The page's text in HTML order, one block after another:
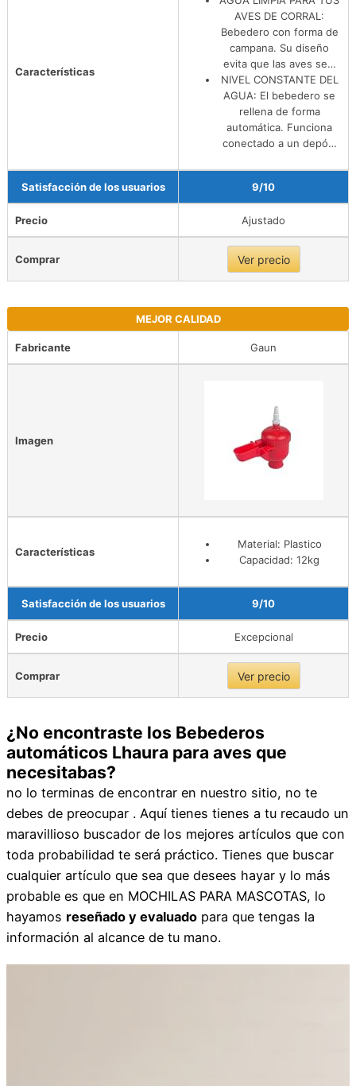
Características
AVES DE CORRAL:
Bebedero con forma de
campana. Su diseño
evita que las aves se…
NIVEL CONSTANTE DEL
AGUA: El bebedero se
rellena de forma
automática. Funciona
conectado a un depó…
Satisfacción de los usuarios 9/10
Precio Ajustado
Comprar Ver precio
MEJOR CALIDAD
Fabricante Gaun
Imagen
Características
Material: Plastico
Capacidad: 12kg
Satisfacción de los usuarios 9/10
Precio Excepcional
Comprar Ver precio
¿No encontraste los Bebederos
automáticos Lhaura para aves que
necesitabas?
no lo terminas de encontrar en nuestro sitio, no te
debes de preocupar . Aquí tienes tienes a tu recaudo un
maravillioso buscador de los mejores artículos que con
toda probabilidad te será práctico. Tienes que buscar
cualquier artículo que sea que desees hayar y lo más
probable es que en MOCHILAS PARA MASCOTAS, lo
hayamos reseñado y evaluado para que tengas la
información al alcance de tu mano.